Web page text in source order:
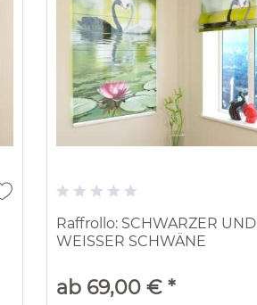
Raffrollo: SCHWARZER UND
WEISSER SCHWÄNE
ab 69,00 € *